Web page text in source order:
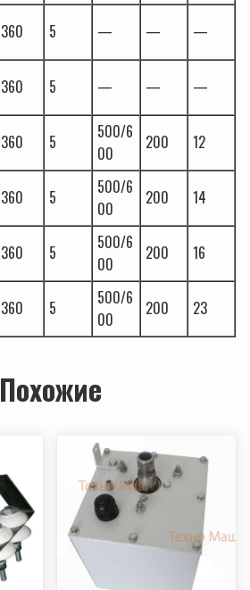
360 5 — — —
360 5 — — —
360 5
500/6
00
200 12
360 5
500/6
00
200 14
360 5
500/6
00
200 16
360 5
500/6
00
200 23
Похожие